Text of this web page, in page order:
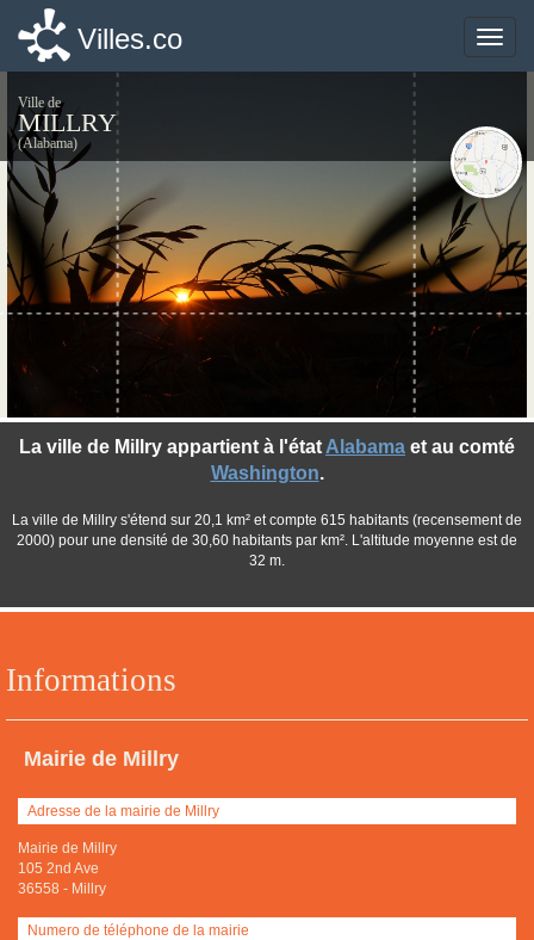
Toggle
Villes.co
Ville de
MILLRY
(Alabama)
Informations
Mairie de Millry
Adresse de la mairie de Millry
Mairie de Millry
105 2nd Ave
36558 - Millry
Numero de téléphone de la mairie
La ville de Millry appartient à l'état Alabama et au comté
Washington.
La ville de Millry s'étend sur 20,1 km² et compte 615 habitants (recensement de
2000) pour une densité de 30,60 habitants par km². L'altitude moyenne est de
32 m.
Toggle
Villes.co